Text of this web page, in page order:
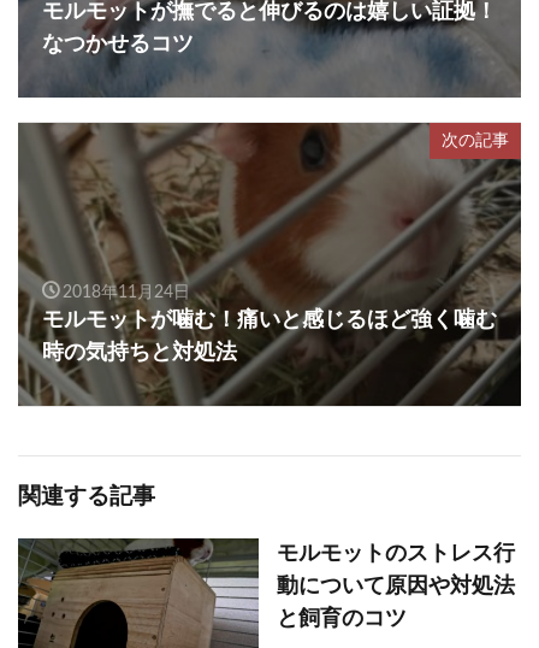
モルモットが撫でると伸びるのは嬉しい証拠！
なつかせるコツ
次の記事
2018年11月24日
モルモットが噛む！痛いと感じるほど強く噛む
時の気持ちと対処法
関連する記事
モルモットのストレス行
動について原因や対処法
と飼育のコツ